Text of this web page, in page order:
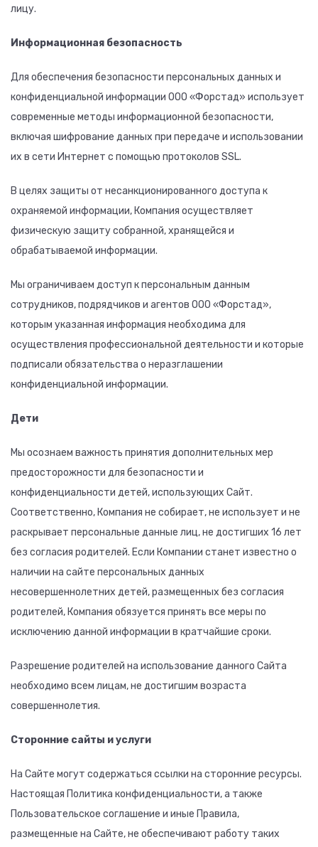
лицу.
Информационная безопасность
Для обеспечения безопасности персональных данных и
конфиденциальной информации ООО «Форстад» использует
современные методы информационной безопасности,
включая шифрование данных при передаче и использовании
их в сети Интернет с помощью протоколов SSL.
В целях защиты от несанкционированного доступа к
охраняемой информации, Компания осуществляет
физическую защиту собранной, хранящейся и
обрабатываемой информации.
Мы ограничиваем доступ к персональным данным
сотрудников, подрядчиков и агентов ООО «Форстад»,
которым указанная информация необходима для
осуществления профессиональной деятельности и которые
подписали обязательства о неразглашении
конфиденциальной информации.
Дети
Мы осознаем важность принятия дополнительных мер
предосторожности для безопасности и
конфиденциальности детей, использующих Сайт.
Соответственно, Компания не собирает, не использует и не
раскрывает персональные данные лиц, не достигших 16 лет
без согласия родителей. Если Компании станет известно о
наличии на сайте персональных данных
несовершеннолетних детей, размещенных без согласия
родителей, Компания обязуется принять все меры по
исключению данной информации в кратчайшие сроки.
Разрешение родителей на использование данного Сайта
необходимо всем лицам, не достигшим возраста
совершеннолетия.
Сторонние сайты и услуги
На Сайте могут содержаться ссылки на сторонние ресурсы.
Настоящая Политика конфиденциальности, а также
Пользовательское соглашение и иные Правила,
размещенные на Сайте, не обеспечивают работу таких